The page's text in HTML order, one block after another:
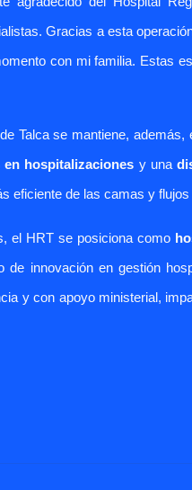
Gracias a esta
con mi familia. Estas
Talca se mantiene,
hospitalizaciones y una
eficiente de las camas y flujos
el HRT se posiciona como
de innovación en gestión
y con apoyo ministerial,